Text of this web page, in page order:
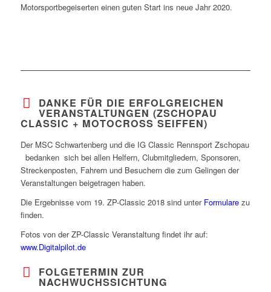
Motorsportbegeiserten einen guten Start ins neue Jahr 2020.
DANKE FÜR DIE ERFOLGREICHEN
VERANSTALTUNGEN (ZSCHOPAU
CLASSIC + MOTOCROSS SEIFFEN)
Der MSC Schwartenberg und die IG Classic Rennsport Zschopau
bedanken sich bei allen Helfern, Clubmitgliedern, Sponsoren,
Streckenposten, Fahrern und Besuchern die zum Gelingen der
Veranstaltungen beigetragen haben.
Die Ergebnisse vom 19. ZP-Classic 2018 sind unter Formularezu
finden.
Fotos von der ZP-Classic Veranstaltung findet ihr auf:
www.Digitalpilot.de
FOLGETERMIN ZUR
NACHWUCHSSICHTUNG